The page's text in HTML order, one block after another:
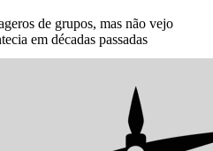
de grupos, mas não vejo
em décadas passadas